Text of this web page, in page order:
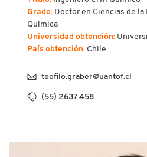
Grado: Doctor en Ciencias de
Química
Universidad obtención:
País obtención: Chile
teofilo.graber@uantof.cl
(55) 2637 458